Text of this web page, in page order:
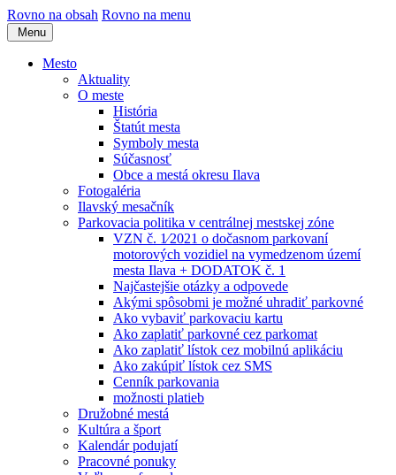
Rovno na obsah Rovno na menu
Menu
Mesto
Aktuality
O meste
História
Štatút mesta
Symboly mesta
Súčasnosť
Obce a mestá okresu Ilava
Fotogaléria
Ilavský mesačník
Parkovacia politika v centrálnej mestskej zóne
VZN č. 1⁄2021 o dočasnom parkovaní
motorových vozidiel na vymedzenom území
mesta Ilava + DODATOK č. 1
Najčastejšie otázky a odpovede
Akými spôsobmi je možné uhradiť parkovné
Ako vybaviť parkovaciu kartu
Ako zaplatiť parkovné cez parkomat
Ako zaplatiť lístok cez mobilnú aplikáciu
Ako zakúpiť lístok cez SMS
Cenník parkovania
možnosti platieb
Družobné mestá
Kultúra a šport
Kalendár podujatí
Pracovné ponuky